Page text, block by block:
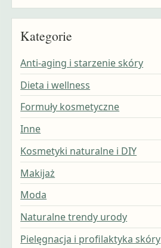
Kategorie
Anti-aging i starzenie skóry
Dieta i wellness
Formuły kosmetyczne
Inne
Kosmetyki naturalne i DIY
Makijaż
Moda
Naturalne trendy urody
Pielęgnacja i profilaktyka skóry